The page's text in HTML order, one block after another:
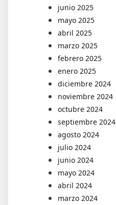
junio 2025
mayo 2025
abril 2025
marzo 2025
febrero 2025
enero 2025
diciembre 2024
noviembre 2024
octubre 2024
septiembre 2024
agosto 2024
julio 2024
junio 2024
mayo 2024
abril 2024
marzo 2024